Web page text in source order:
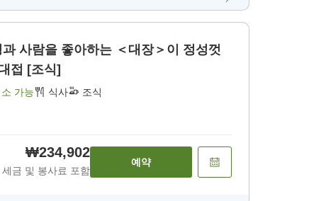
사람을 좋아하는 ＜대장＞이 정성껏
접 [조식]
가능 식사 조식
₩234,902
세금 및 봉사료 포함
예약